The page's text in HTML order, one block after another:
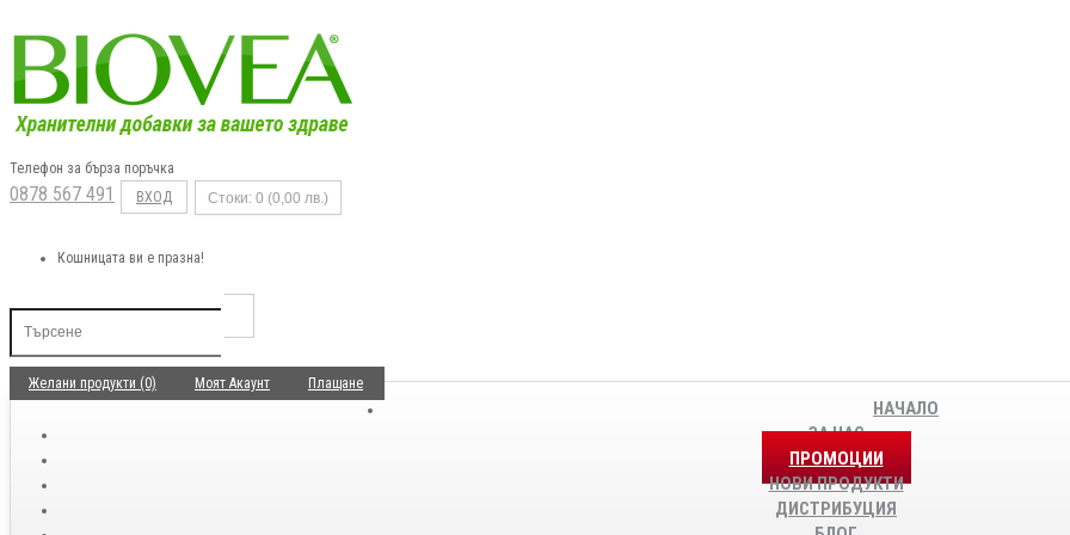
Телефон за бърза поръчка
0878 567 491 ВХОД Стоки: 0 (0,00 лв.)
Кошницата ви е празна!
Желани продукти (0) Моят Акаунт Плащане
НАЧАЛО
ЗА НАС
ПРОМОЦИИ
НОВИ ПРОДУКТИ
ДИСТРИБУЦИЯ